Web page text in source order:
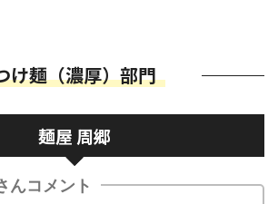
け麺（濃厚）部門
麺屋 周郷
んコメント